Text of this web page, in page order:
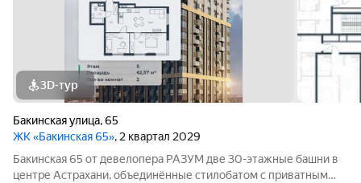
3D-тур
Бакинская улица,65
ЖК «Бакинская 65», 2 квартал 2029
Бакинская 65 от девелопера РАЗУМ две 30-этажные башни в
центре Астрахани, объединённые стилобатом с приватным